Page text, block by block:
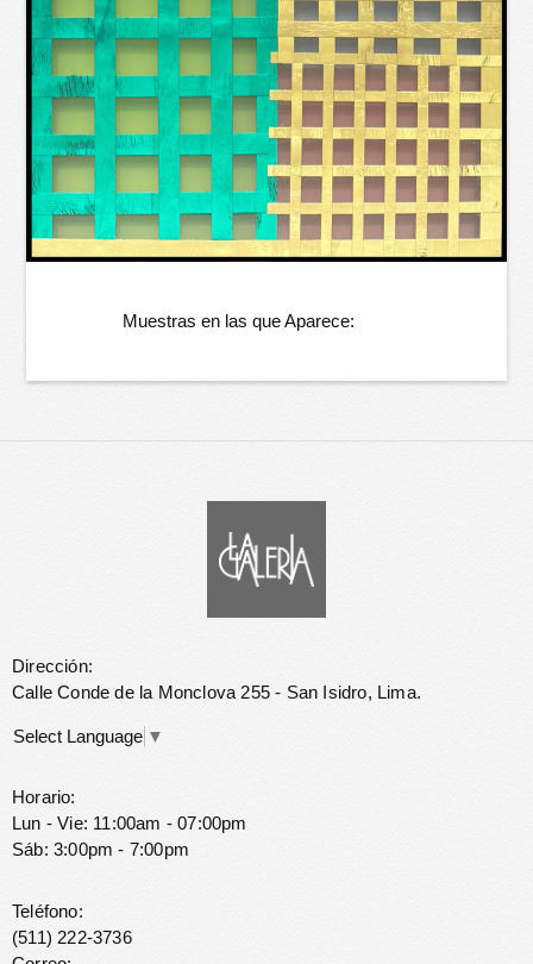
Muestras en las que Aparece:
Dirección:
Calle Conde de la Monclova 255 - San Isidro, Lima.
Select Language ▼
Horario:
Lun - Vie: 11:00am - 07:00pm
Sáb: 3:00pm - 7:00pm
Teléfono:
(511) 222-3736